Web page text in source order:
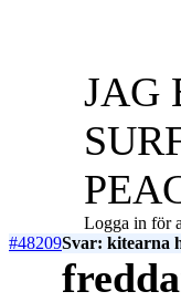
JAG
Logga in för
#48209Svar: kitearna